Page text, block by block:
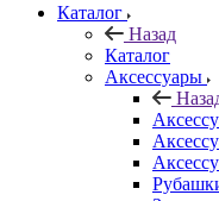
Каталог
Назад
Каталог
Аксессуары